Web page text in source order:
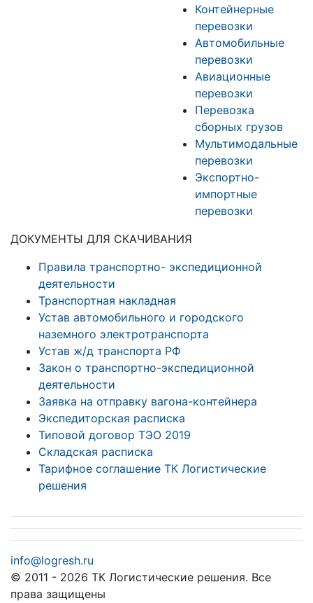
Контейнерные
перевозки
Автомобильные
перевозки
Авиационные
перевозки
Перевозка
сборных грузов
Мультимодальные
перевозки
Экспортно-
импортные
перевозки
ДОКУМЕНТЫ ДЛЯ СКАЧИВАНИЯ
Правила транспортно- экспедиционной
деятельности
Транспортная накладная
Устав автомобильного и городского
наземного электротранспорта
Устав ж/д транспорта РФ
Закон о транспортно-экспедиционной
деятельности
Заявка на отправку вагона-контейнера
Экспедиторская расписка
Типовой договор ТЭО 2019
Складская расписка
Тарифное соглашение ТК Логистические
решения
info@logresh.ru
© 2011 - 2026 ТК Логистические решения. Все
права защищены